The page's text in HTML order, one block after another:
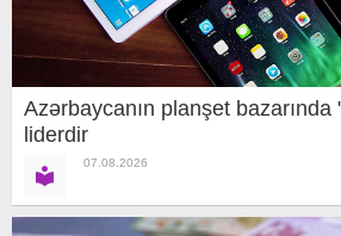
Azərbaycanın planşet bazarında
liderdir
07.08.2026